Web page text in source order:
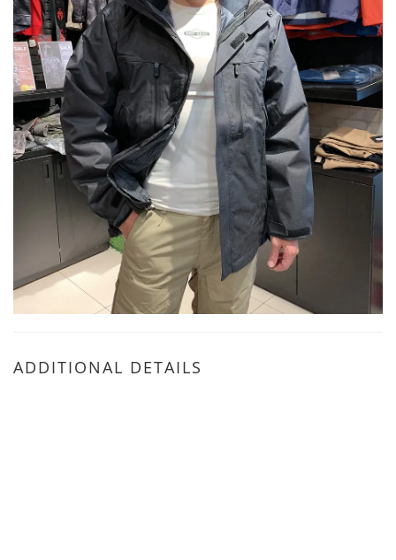
ADDITIONAL DETAILS